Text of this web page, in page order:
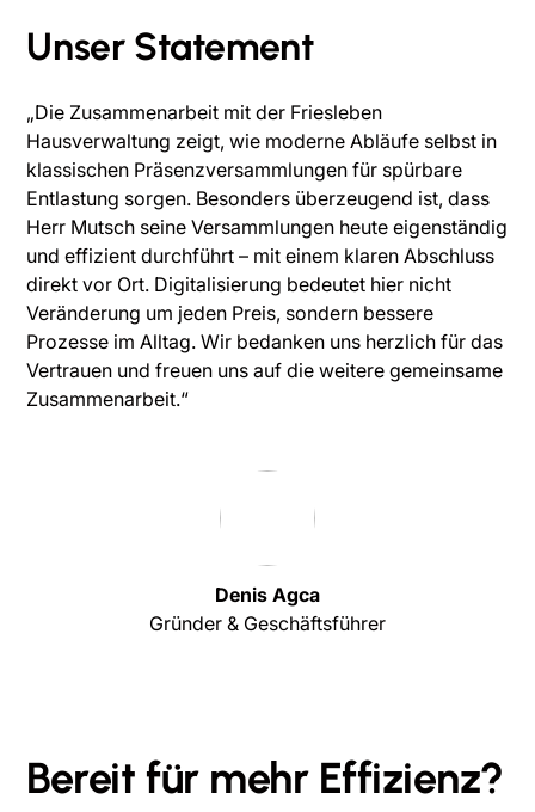
Unser Statement
„Die Zusammenarbeit mit der Friesleben
Hausverwaltung zeigt, wie moderne Abläufe selbst in
klassischen Präsenzversammlungen für spürbare
Entlastung sorgen. Besonders überzeugend ist, dass
Herr Mutsch seine Versammlungen heute eigenständig
und effizient durchführt – mit einem klaren Abschluss
direkt vor Ort. Digitalisierung bedeutet hier nicht
Veränderung um jeden Preis, sondern bessere
Prozesse im Alltag. Wir bedanken uns herzlich für das
Vertrauen und freuen uns auf die weitere gemeinsame
Zusammenarbeit.“
Denis Agca
Gründer & Geschäftsführer
Bereit für mehr Effizienz?